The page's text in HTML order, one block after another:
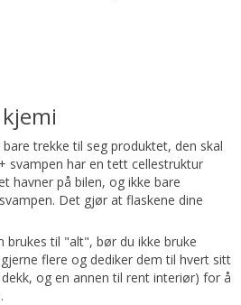
trekke til seg produktet, den skal
svampen har en tett cellestruktur
havner på bilen, og ikke bare
Det gjør at flaskene dine
brukes til "alt", bør du ikke bruke
flere og dediker dem til hvert sitt
og en annen til rent interiør) for å